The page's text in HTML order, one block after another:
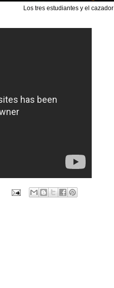
Los tres estudiantes y el cazador